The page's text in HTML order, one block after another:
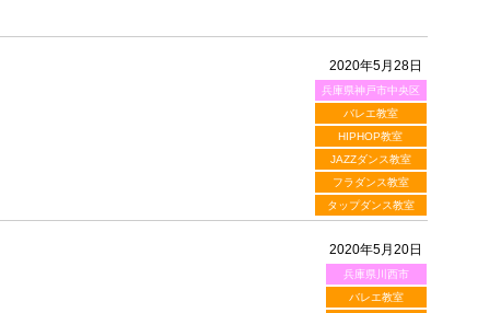
2020年5月28日
兵庫県神戸市中央区
バレエ教室
HIPHOP教室
JAZZダンス教室
フラダンス教室
タップダンス教室
2020年5月20日
兵庫県川西市
バレエ教室